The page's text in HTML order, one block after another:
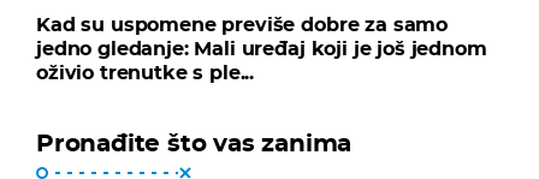
Kad su uspomene previše dobre za samo
jedno gledanje: Mali uređaj koji je još jednom
oživio trenutke s ple...
Pronađite što vas zanima